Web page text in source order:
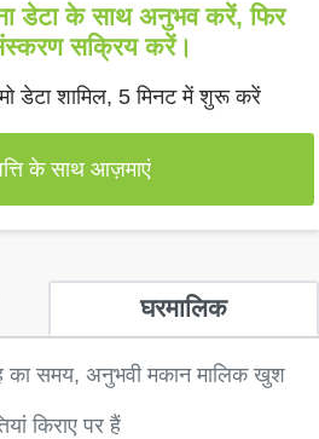
डेटा के साथ अनुभव करें, फिर
सक्रिय करें।
डेटा शामिल, 5 मिनट में शुरू करें
के साथ आज़माएं
घरमालिक
का समय, अनुभवी मकान मालिक खुश
किराए पर हैं